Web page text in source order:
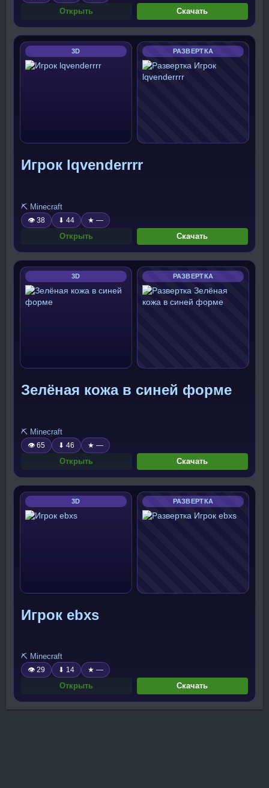
Открыть Скачать
3D РАЗВЕРТКА
Игрок lqvenderrrr
⛏️ Minecraft
👁 38 ⬇ 44 ★ —
Открыть Скачать
3D РАЗВЕРТКА
Зелёная кожа в синей форме
⛏️ Minecraft
👁 65 ⬇ 46 ★ —
Открыть Скачать
3D РАЗВЕРТКА
Игрок ebxs
⛏️ Minecraft
👁 29 ⬇ 14 ★ —
Открыть Скачать